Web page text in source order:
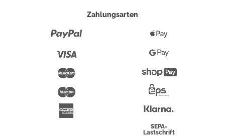
Zahlungsarten
Maestro
Pay
Google
Pay
Überweisung
SEPA-
Lastschrift